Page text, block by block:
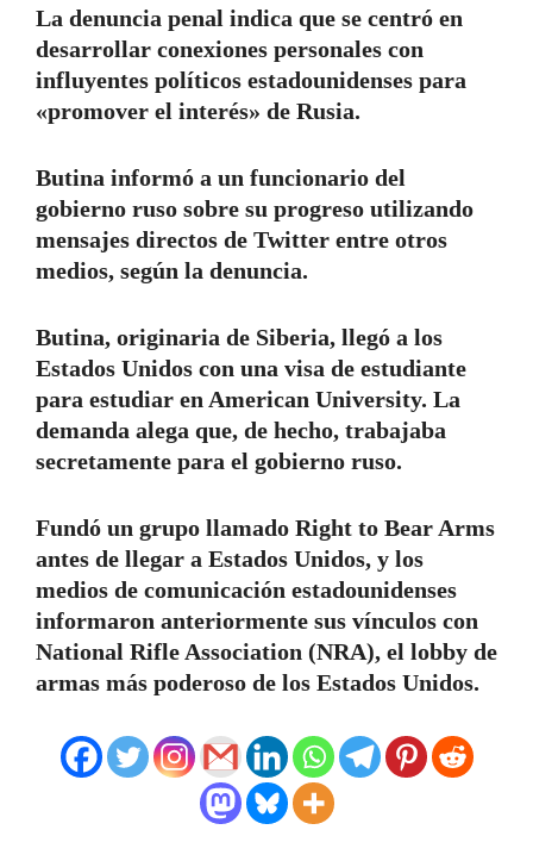
La denuncia penal indica que se centró en
desarrollar conexiones personales con
influyentes políticos estadounidenses para
«promover el interés» de Rusia.
Butina informó a un funcionario del
gobierno ruso sobre su progreso utilizando
mensajes directos de Twitter entre otros
medios, según la denuncia.
Butina, originaria de Siberia, llegó a los
Estados Unidos con una visa de estudiante
para estudiar en American University. La
demanda alega que, de hecho, trabajaba
secretamente para el gobierno ruso.
Fundó un grupo llamado Right to Bear Arms
antes de llegar a Estados Unidos, y los
medios de comunicación estadounidenses
informaron anteriormente sus vínculos con
National Rifle Association (NRA), el lobby de
armas más poderoso de los Estados Unidos.